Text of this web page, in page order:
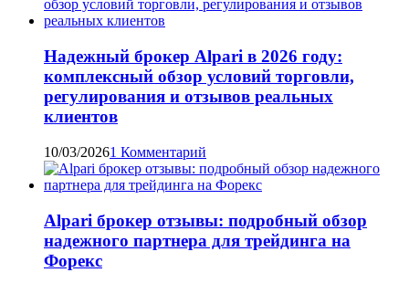
Надежный брокер Alpari в 2026 году:
комплексный обзор условий торговли,
регулирования и отзывов реальных
клиентов
10/03/20261 Комментарий
Alpari брокер отзывы: подробный обзор
надежного партнера для трейдинга на
Форекс